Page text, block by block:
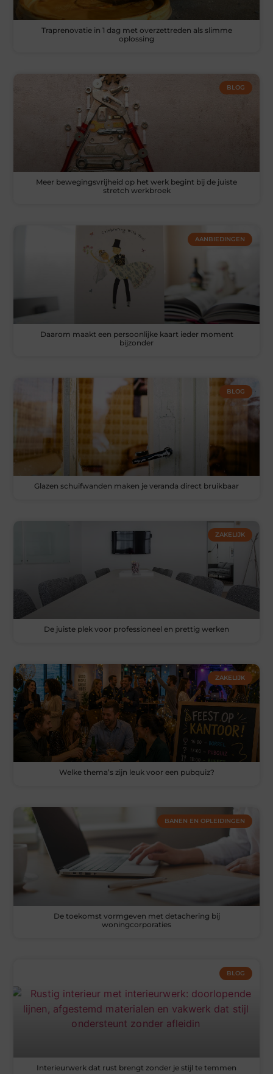
Traprenovatie in 1 dag met overzettreden als slimme
oplossing
BLOG
Meer bewegingsvrijheid op het werk begint bij de juiste
stretch werkbroek
AANBIEDINGEN
Daarom maakt een persoonlijke kaart ieder moment
bijzonder
BLOG
Glazen schuifwanden maken je veranda direct bruikbaar
ZAKELIJK
De juiste plek voor professioneel en prettig werken
ZAKELIJK
Welke thema’s zijn leuk voor een pubquiz?
BANEN EN OPLEIDINGEN
De toekomst vormgeven met detachering bij
woningcorporaties
BLOG
Interieurwerk dat rust brengt zonder je stijl te temmen